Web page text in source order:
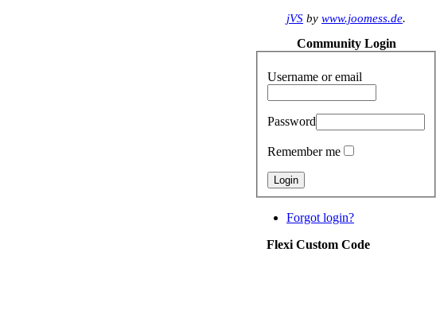
jVS by www.joomess.de.
Community Login
Username or email
Password
Remember me
Forgot login?
Flexi Custom Code